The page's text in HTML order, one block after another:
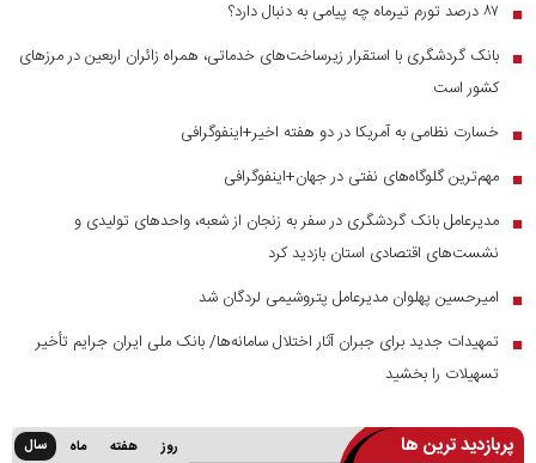
■ ۸۷ درصد تورم تیرماه چه پیامی به دنبال دارد؟
■ بانک گردشگری با استقرار زیرساخت‌های خدماتی، همراه زائران اربعین در مرز‌های
کشور است
■ خسارت نظامی به آمریکا در دو هفته اخیر+اینفوگرافی
■ مهم‌ترین گلوگاه‌های نفتی در جهان+اینفوگرافی
■ مدیرعامل بانک گردشگری در سفر به زنجان از شعبه، واحدهای تولیدی و
نشست‌های اقتصادی استان بازدید کرد
■ امیرحسین پهلوان مدیرعامل پتروشیمی لردگان شد
■
تمهیدات جدید برای جبران آثار اختلال سامانه‌ها/ بانک ملی ایران جرایم تأخیر
تسهیلات را بخشید
پربازدید ترین ها روز هفته ماه سال